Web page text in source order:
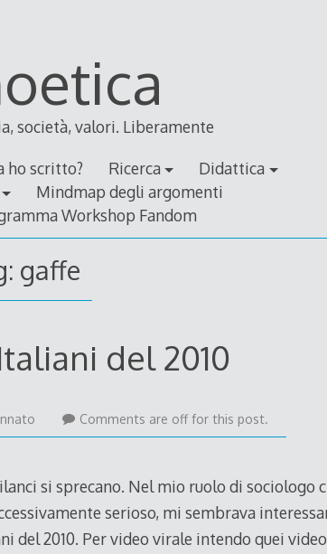
società, valori. Liberamente
ho scritto? Ricerca
Didattica
Mindmap degli argomenti
Workshop Fandom
gaffe
del 2010
Comments are off for this post.
si sprecano. Nel mio ruolo di sociologo
serioso, mi sembrava
2010. Per video virale intendo quei